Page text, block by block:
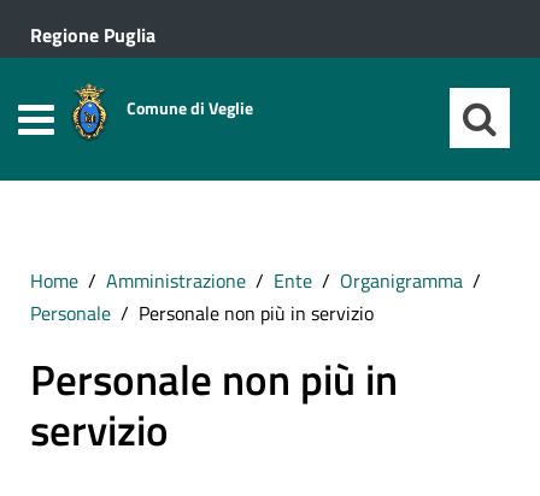
Regione Puglia
Comune di Veglie
Home Amministrazione Ente
Organigramma
Personale
Personale non più in servizio
Personale non più in
servizio